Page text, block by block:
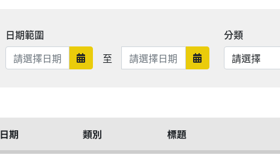
日期範圍
日期範圍開始
至 日期範圍結束 日期範圍結束
分類
日期 類別 標題